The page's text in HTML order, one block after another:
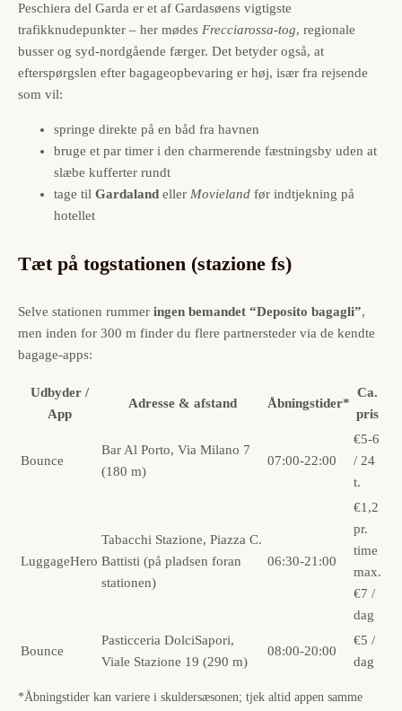
Peschiera del Garda er et af Gardasøens vigtigste
trafikknudepunkter – her mødes Frecciarossa-tog, regionale
busser og syd-nordgående færger. Det betyder også, at
efterspørgslen efter bagageopbevaring er høj, især fra rejsende
som vil:
springe direkte på en båd fra havnen
bruge et par timer i den charmerende fæstningsby uden at
slæbe kufferter rundt
tage til Gardaland eller Movieland før indtjekning på
hotellet
Tæt på togstationen (stazione fs)
Selve stationen rummer ingen bemandet “Deposito bagagli”,
men inden for 300 m finder du flere partnersteder via de kendte
bagage-apps:
Udbyder /
App
Adresse & afstand Åbningstider*
Ca.
pris
Bounce
Bar Al Porto, Via Milano 7
(180 m)
07:00-22:00
€5-6
/ 24
t.
LuggageHero
Tabacchi Stazione, Piazza C.
Battisti (på pladsen foran
stationen)
06:30-21:00
€1,2
pr.
time
max.
€7 /
dag
Bounce
Pasticceria DolciSapori,
Viale Stazione 19 (290 m)
08:00-20:00
€5 /
dag
*Åbningstider kan variere i skuldersæsonen; tjek altid appen samme